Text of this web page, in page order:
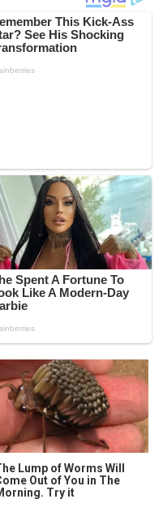
Lump of Worms Will
Out of You in The
Try it